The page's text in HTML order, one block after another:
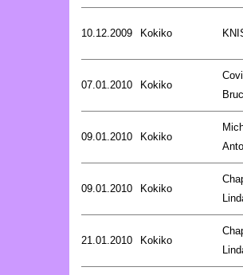
10.12.2009 Kokiko
07.01.2010 Kokiko
09.01.2010 Kokiko
09.01.2010 Kokiko
21.01.2010 Kokiko